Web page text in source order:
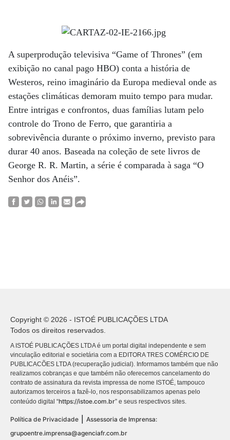
A superprodução televisiva “Game of Thrones” (em
exibição no canal pago HBO) conta a história de
Westeros, reino imaginário da Europa medieval onde as
estações climáticas demoram muito tempo para mudar.
Entre intrigas e confrontos, duas famílias lutam pelo
controle do Trono de Ferro, que garantiria a
sobrevivência durante o próximo inverno, previsto para
durar 40 anos. Baseada na coleção de sete livros de
George R. R. Martin, a série é comparada à saga “O
Senhor dos Anéis”.
Copyright © 2026 - ISTOÉ PUBLICAÇÕES LTDA
Todos os direitos reservados.
A ISTOÉ PUBLICAÇÕES LTDA é um portal digital independente e sem
vinculação editorial e societária com a EDITORA TRES COMÉRCIO DE
PUBLICACÕES LTDA (recuperação judicial). Informamos também que não
realizamos cobranças e que também não oferecemos cancelamento do
contrato de assinatura da revista impressa de nome ISTOÉ, tampouco
autorizamos terceiros a fazê-lo, nos responsabilizamos apenas pelo
conteúdo digital “https://istoe.com.br” e seus respectivos sites.
Política de Privacidade | Assessoria de Imprensa:
grupoentre.imprensa@agenciafr.com.br